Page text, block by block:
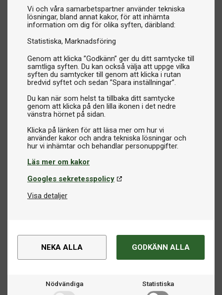
Vi och våra samarbetspartner använder tekniska
lösningar, bland annat kakor, för att inhämta
information om dig för olika syften, däribland:
Statistiska Marknadsföring
Genom att klicka ”Godkänn” ger du ditt samtycke till
samtliga syften. Du kan också välja att uppge vilka
syften du samtycker till genom att klicka i rutan
bredvid syftet och sedan ”Spara inställningar”.
Du kan när som helst ta tillbaka ditt samtycke
genom att klicka på den lilla ikonen i det nedre
vänstra hörnet på sidan.
Klicka på länken för att läsa mer om hur vi
använder kakor och andra tekniska lösningar och
Läs mer om kakor
Googles sekretesspolicy
Visa detaljer
NEKA ALLA GODKÄNN ALLA
Nödvändiga Statistiska